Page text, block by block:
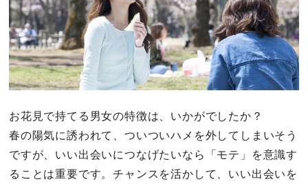
お花見で持てる男女の特徴は、いかがでしたか？
春の陽気に誘われて、ついついハメを外してしまいそう
ですが、いい出会いにつなげたいなら「モテ」を意識す
ることは重要です。チャンスを活かして、いい出会いを